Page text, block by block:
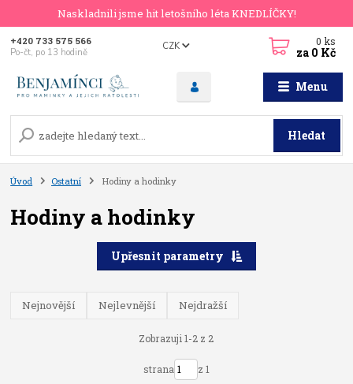
Naskladnili jsme hit letošního léta KNEDLÍČKY!
Menu
CZK
Hledat
+420 733 575 566
Po-čt, po 13 hodině
0ks
za 0 Kč
Úvod Ostatní Hodiny a hodinky
Hodiny a hodinky
Upřesnit parametry
Nejnovější Nejlevnější Nejdražší
Zobrazuji 1-2 z 2
strana z 1